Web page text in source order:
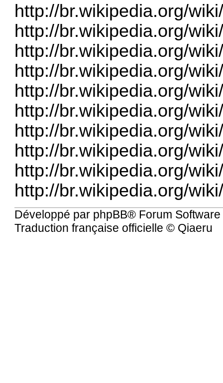
http://br.wikipedia.org/
http://br.wikipedia.org/
http://br.wikipedia.org/
http://br.wikipedia.org/
http://br.wikipedia.org/
http://br.wikipedia.org/
http://br.wikipedia.org/
http://br.wikipedia.org/
http://br.wikipedia.org/
http://br.wikipedia.org/
Développé par phpBB® Forum
Traduction française officielle © Qiaeru